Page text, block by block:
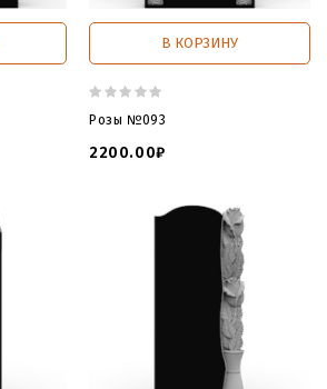
В КОРЗИНУ
Розы №093
2200.00₽